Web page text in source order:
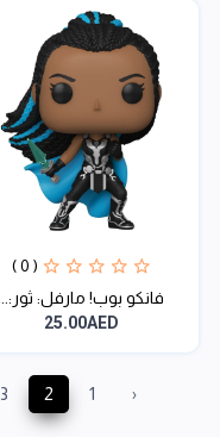
( 0 )
فانكو بوب! مارفل: ثور:...
25.00AED
‹
1
2
3